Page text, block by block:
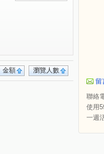
瀏覽人數
金額
留
聯絡
使用
一週